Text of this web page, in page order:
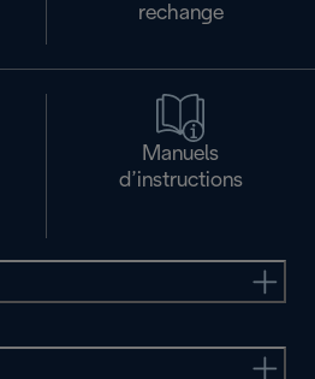
rechange
Manuels
d’instructions